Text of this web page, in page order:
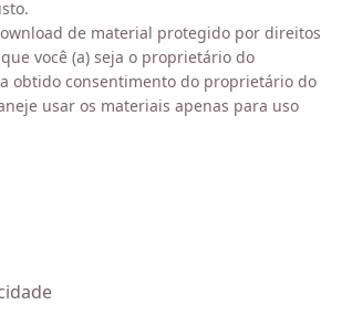
de material protegido por direitos
você (a) seja o proprietário do
obtido consentimento do proprietário do
usar os materiais apenas para uso
Enviar